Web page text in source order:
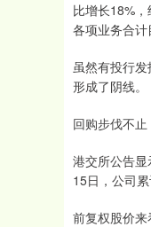
比增长18%
各项业务合计
虽然有投行
形成了阴线。
回购步伐不止
港交所公告
15日，公司
前复权股价